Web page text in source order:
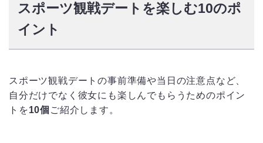
スポーツ観戦デートを楽しむ10のポ
イント
スポーツ観戦デートの事前準備や当日の注意点など、
自分だけでなく彼女にも楽しんでもらうためのポイン
トを10個 ご紹介します。